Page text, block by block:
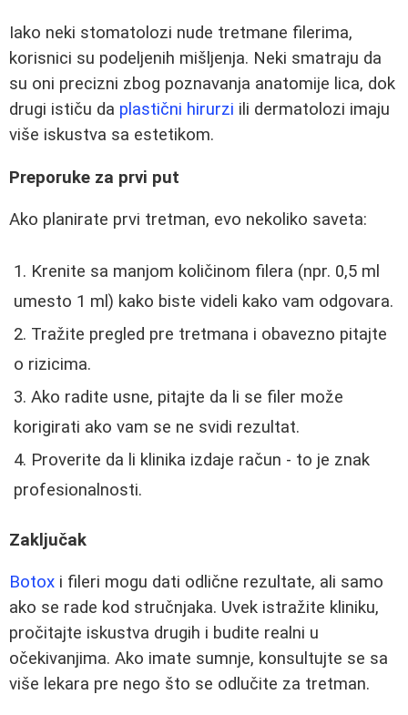
Iako neki stomatolozi nude tretmane filerima,
korisnici su podeljenih mišljenja. Neki smatraju da
su oni precizni zbog poznavanja anatomije lica, dok
drugi ističu da plastični hirurzi ili dermatolozi imaju
više iskustva sa estetikom.
Preporuke za prvi put
Ako planirate prvi tretman, evo nekoliko saveta:
Krenite sa manjom količinom filera (npr. 0,5 ml
umesto 1 ml) kako biste videli kako vam odgovara.
Tražite pregled pre tretmana i obavezno pitajte
o rizicima.
Ako radite usne, pitajte da li se filer može
korigirati ako vam se ne svidi rezultat.
Proverite da li klinika izdaje račun - to je znak
profesionalnosti.
Zaključak
Botox i fileri mogu dati odlične rezultate, ali samo
ako se rade kod stručnjaka. Uvek istražite kliniku,
pročitajte iskustva drugih i budite realni u
očekivanjima. Ako imate sumnje, konsultujte se sa
više lekara pre nego što se odlučite za tretman.